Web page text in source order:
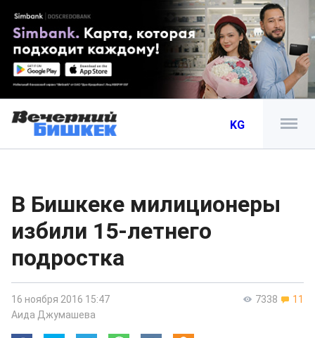
KG
В Бишкеке милиционеры
избили 15-летнего
подростка
7338 11
16 ноября 2016 15:47
Аида Джумашева